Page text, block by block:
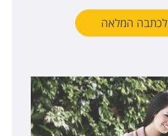
לכתבה המלאה